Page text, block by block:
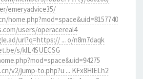
emeryadvice35/
home.php?mod=space&uid=8157740
users/operacereal4
url?q=https:// ... o/n8m7daqk
s/klL4SUECSG
v2/jump-to.php?u ... KFx8HlELh2